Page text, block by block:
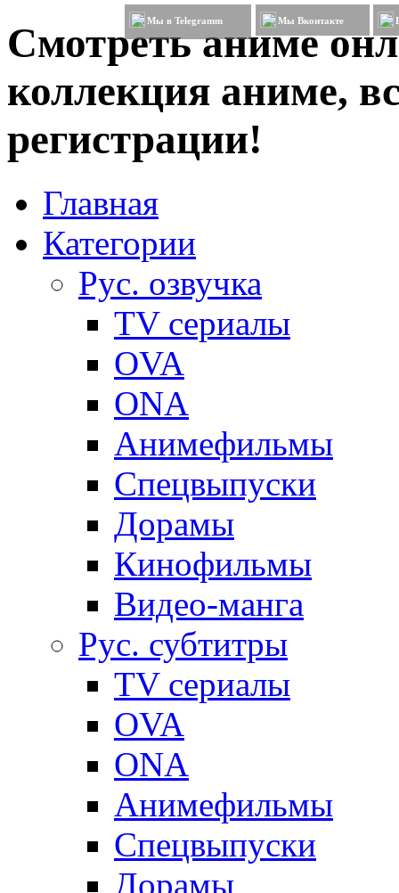
Смотреть аниме
коллекция аниме,
регистрации!
Мы в Telegramm Мы Вконтакте
Главная
Категории
Рус. озвучка
TV сериалы
OVA
ONA
Анимефильмы
Спецвыпуски
Дорамы
Кинофильмы
Видео-манга
Рус. субтитры
TV сериалы
OVA
ONA
Анимефильмы
Спецвыпуски
Дорамы